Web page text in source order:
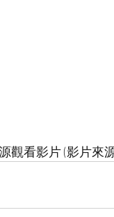
觀看影片 (影片來